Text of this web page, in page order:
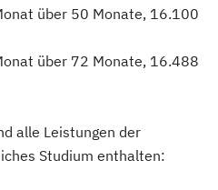
über 50 Monate, 16.100
über 72 Monate, 16.488
alle Leistungen der
Studium enthalten: